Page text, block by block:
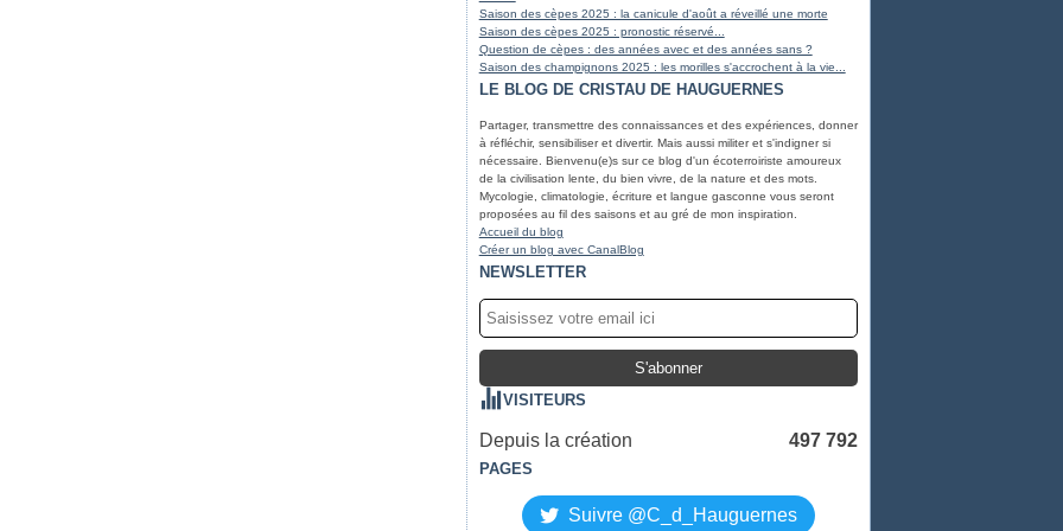
Saison des cèpes 2025 : la canicule d'août a réveillé une morte
Saison des cèpes 2025 : pronostic réservé...
Question de cèpes : des années avec et des années sans ?
Saison des champignons 2025 : les morilles s'accrochent à la vie...
LE BLOG DE CRISTAU DE HAUGUERNES
Partager, transmettre des connaissances et des expériences, donner
à réfléchir, sensibiliser et divertir. Mais aussi militer et s'indigner si
nécessaire. Bienvenu(e)s sur ce blog d'un écoterroiriste amoureux
de la civilisation lente, du bien vivre, de la nature et des mots.
Mycologie, climatologie, écriture et langue gasconne vous seront
proposées au fil des saisons et au gré de mon inspiration.
Accueil du blog
Créer un blog avec CanalBlog
NEWSLETTER
VISITEURS
Depuis la création 497 792
PAGES
Suivre @C_d_Hauguernes